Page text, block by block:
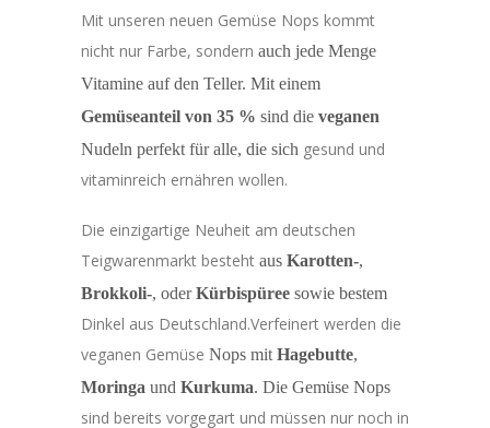
Mit unseren neuen Gemüse Nops kommt
nicht nur Farbe, sondern auch jede Menge
Vitamine auf den Teller. Mit einem
Gemüseanteil von 35 % sind die veganen
Nudeln perfekt für alle, die sich gesund und
vitaminreich ernähren wollen.
Die einzigartige Neuheit am deutschen
Teigwarenmarkt besteht aus Karotten-,
Brokkoli-, oderKürbispüree sowie bestem
Dinkel aus Deutschland.Verfeinert werden die
veganen Gemüse Nops mit Hagebutte,
Moringa und Kurkuma. Die Gemüse Nops
sind bereits vorgegart und müssen nur noch in